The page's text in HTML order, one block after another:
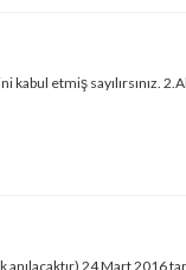
etmiş sayılırsınız.
anılacaktır) 24 Mart